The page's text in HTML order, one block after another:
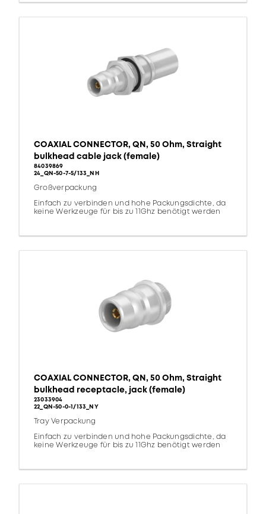
COAXIAL CONNECTOR, QN, 50 Ohm, Straight
bulkhead cable jack (female)
84039869
24_QN-50-7-5/133_NH
Großverpackung
Einfach zu verbinden und hohe Packungsdichte, da
keine Werkzeuge für bis zu 11Ghz benötigt werden
COAXIAL CONNECTOR, QN, 50 Ohm, Straight
bulkhead receptacle, jack (female)
23033904
22_QN-50-0-1/133_NY
Tray Verpackung
Einfach zu verbinden und hohe Packungsdichte, da
keine Werkzeuge für bis zu 11Ghz benötigt werden